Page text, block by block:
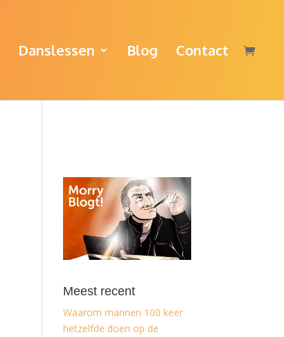
Danslessen Blog Contact
Meest recent
Waarom mannen 100 keer
hetzelfde doen op de